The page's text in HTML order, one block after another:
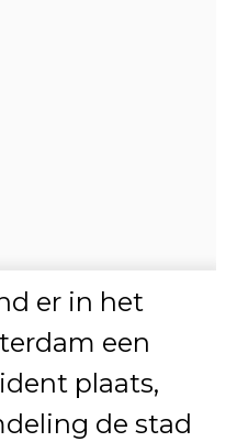
er in het
een
plaats,
de stad